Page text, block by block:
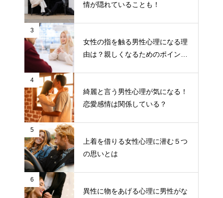
情が隠れていることも！
3
女性の指を触る男性心理になる理
由は？親しくなるためのポイント
4
綺麗と言う男性心理が気になる！
恋愛感情は関係している？
5
上着を借りる女性心理に潜む５つ
の思いとは
6
異性に物をあげる心理に男性がな